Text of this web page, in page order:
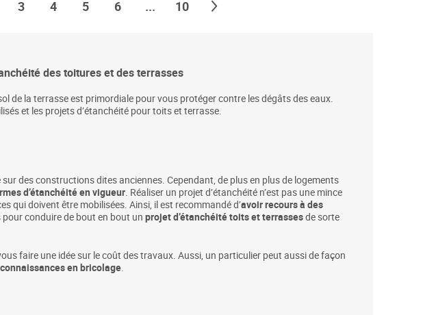
reading page
Page
3 Page
4 Page
5 Page
6 ... Page
10
des toitures et des terrasses
de la terrasse est primordiale pour vous protéger contre les dégâts des eaux.
et les projets d’étanchéité pour toits et terrasse.
des constructions dites anciennes. Cependant, de plus en plus de logements
d’étanchéité en vigueur. Réaliser un projet d’étanchéité n’est pas une mince
qui doivent être mobilisées. Ainsi, il est recommandé d’avoir recours à des
conduire de bout en bout un projet d’étanchéité toits et terrassesde sorte
faire une idée sur le coût des travaux. Aussi, un particulier peut aussi de façon
connaissances en bricolage.